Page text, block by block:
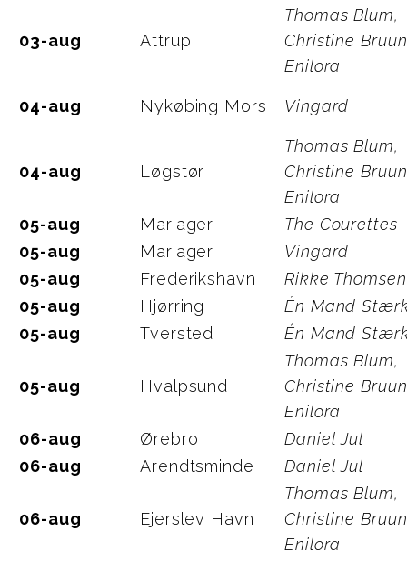
03-aug Attrup
Thomas Blum,
Christine
Enilora
04-aug Nykøbing Mors Vingard
04-aug Løgstør
Thomas Blum,
Christine
Enilora
05-aug
Mariager
The Courettes
05-aug
Mariager
Vingard
05-aug
Frederikshavn
Rikke Thomsen
05-aug
Hjørring
Én Mand
05-aug
Tversted Én Mand
05-aug Hvalpsund
Thomas Blum,
Christine
Enilora
06-aug
Ørebro
Daniel Jul
06-aug
Arendtsminde Daniel Jul
06-aug Ejerslev Havn
Thomas Blum,
Christine
Enilora